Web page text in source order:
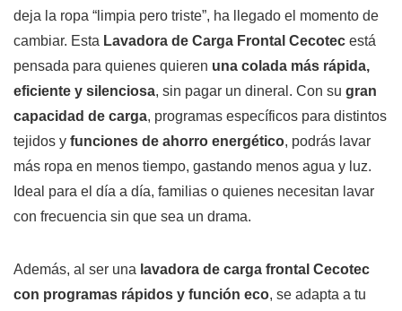
deja la ropa “limpia pero triste”, ha llegado el momento de
cambiar. Esta Lavadora de Carga Frontal Cecotec está
pensada para quienes quieren una colada más rápida,
eficiente y silenciosa, sin pagar un dineral. Con su gran
capacidad de carga, programas específicos para distintos
tejidos y funciones de ahorro energético, podrás lavar
más ropa en menos tiempo, gastando menos agua y luz.
Ideal para el día a día, familias o quienes necesitan lavar
con frecuencia sin que sea un drama.
Además, al ser una lavadora de carga frontal Cecotec
con programas rápidos y función eco, se adapta a tu